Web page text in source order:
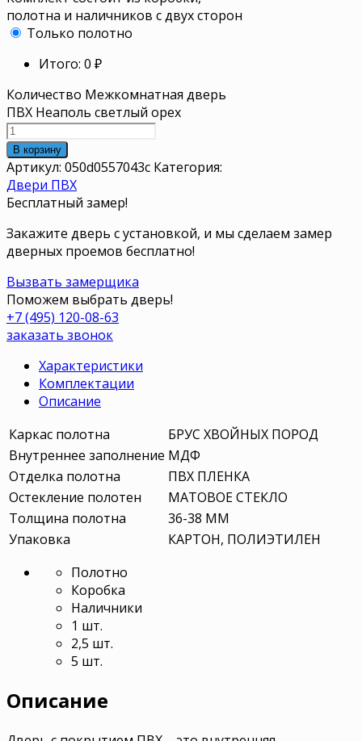
полотна и наличников с двух сторон
Только полотно
Итого: 0 ₽
Количество Межкомнатная дверь
ПВХ Неаполь светлый орех
В корзину
Артикул: 050d0557043c Категория:
Двери ПВХ
Бесплатный замер!
Закажите дверь с установкой, и мы сделаем замер
дверных проемов бесплатно!
Вызвать замерщика
Поможем выбрать дверь!
+7 (495) 120-08-63
заказать звонок
Характеристики
Комплектации
Описание
Каркас полотна
БРУС ХВОЙНЫХ ПОРОД
Внутреннее заполнение МДФ
Отделка полотна
ПВХ ПЛЕНКА
Остекление полотен
МАТОВОЕ СТЕКЛО
Толщина полотна
36-38 ММ
Упаковка
КАРТОН, ПОЛИЭТИЛЕН
Полотно
Коробка
Наличники
1 шт.
2,5 шт.
5 шт.
Описание